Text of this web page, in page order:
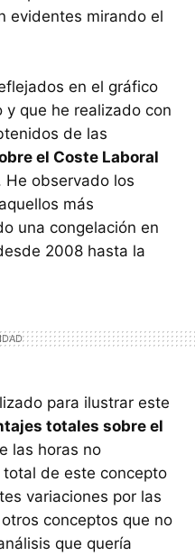
evidentes mirando el
en el gráfico
que he realizado con
de las
el Coste Laboral
He observado los
más
una congelación en
2008 hasta la
para ilustrar este
totales sobre el
las horas no
de este concepto
variaciones por las
conceptos que no
que quería